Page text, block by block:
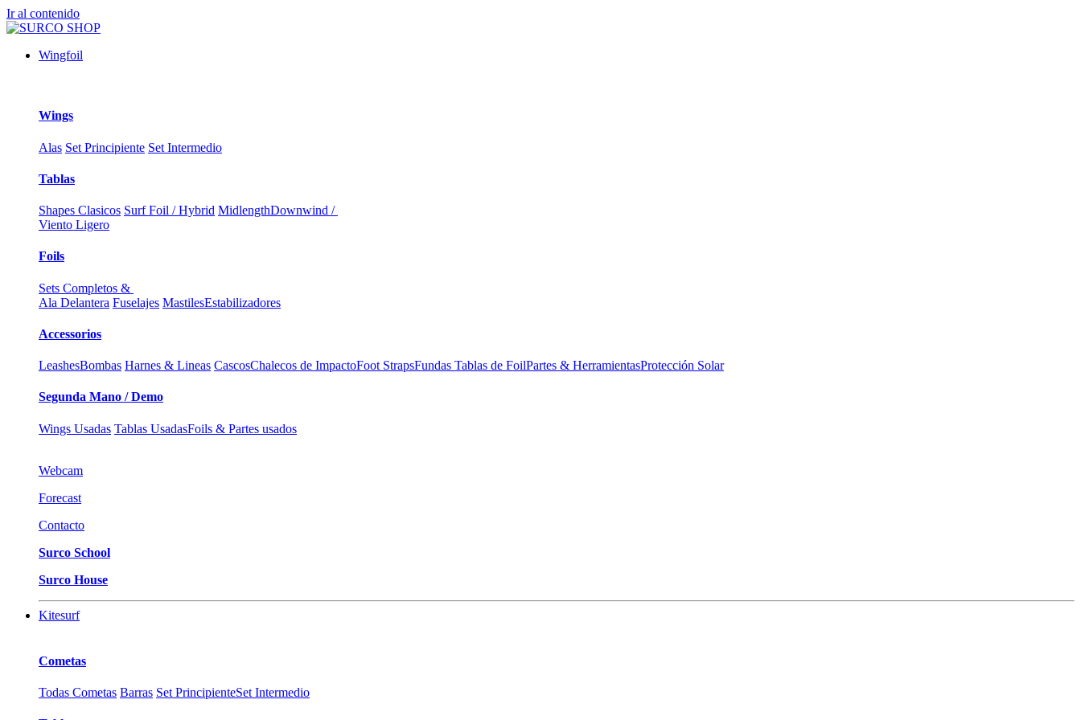
Ir al contenido
Wingfoil
Wings
Alas Set Principiente Set Intermedio
Tablas
Shapes Clasicos Surf Foil / Hybrid MidlengthDownwind /
Viento Ligero
Foils
Sets Completos &
Ala Delantera Fuselajes MastilesEstabilizadores
Accessorios
LeashesBombas Harnes & Lineas CascosChalecos de ImpactoFoot StrapsFundas Tablas de FoilPartes & HerramientasProtección Solar
Segunda Mano / Demo
Wings Usadas Tablas UsadasFoils & Partes usados
Webcam
Forecast
Contacto
Surco School
Surco House
Kitesurf
Cometas
Todas Cometas Barras Set PrincipienteSet Intermedio